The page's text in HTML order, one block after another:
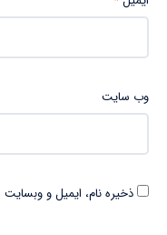
وب‌ سایت
ذخیره نام، ایمیل و